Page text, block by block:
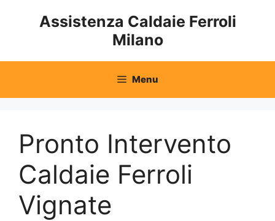
Assistenza Caldaie Ferroli
Milano
Menu
Pronto Intervento
Caldaie Ferroli
Vignate